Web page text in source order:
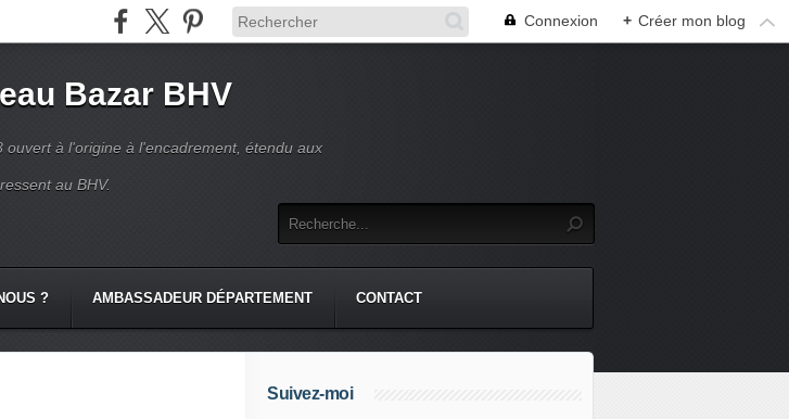
Connexion + Créer mon blog
Bazar BHV
à l'origine à l'encadrement, étendu aux
au BHV.
? AMBASSADEUR DÉPARTEMENT CONTACT
Suivez-moi